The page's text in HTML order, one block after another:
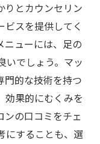
りとカウンセリン
スを提供してく
ニューには、足の
いでしょう。マッ
門的な技術を持つ
効果的にむくみを
の口コミをチェ
にすることも、選